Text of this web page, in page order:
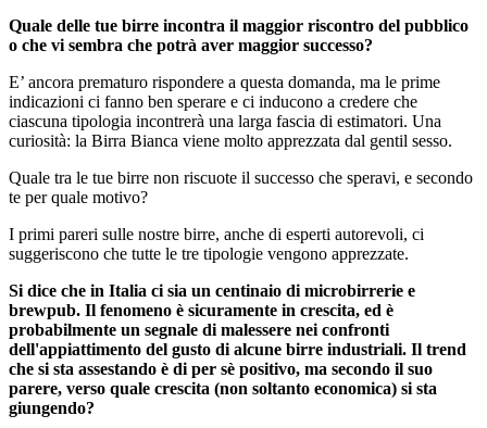
Quale delle tue birre incontra il maggior riscontro del pubblico
o che vi sembra che potrà aver maggior successo?
E’ ancora prematuro rispondere a questa domanda, ma le prime
indicazioni ci fanno ben sperare e ci inducono a credere che
ciascuna tipologia incontrerà una larga fascia di estimatori. Una
curiosità: la Birra Bianca viene molto apprezzata dal gentil sesso.
Quale tra le tue birre non riscuote il successo che speravi, e secondo
te per quale motivo?
I primi pareri sulle nostre birre, anche di esperti autorevoli, ci
suggeriscono che tutte le tre tipologie vengono apprezzate.
Si dice che in Italia ci sia un centinaio di microbirrerie e
brewpub. Il fenomeno è sicuramente in crescita, ed è
probabilmente un segnale di malessere nei confronti
dell'appiattimento del gusto di alcune birre industriali. Il trend
che si sta assestando è di per sè positivo, ma secondo il suo
parere, verso quale crescita (non soltanto economica) si sta
giungendo?